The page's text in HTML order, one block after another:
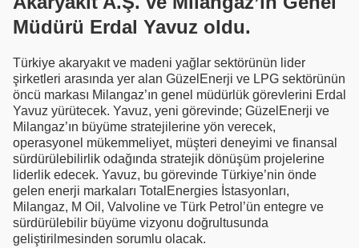
Müdürü Erdal Yavuz oldu.
Türkiye akaryakıt ve madeni yağlar sektörünün lider
şirketleri arasında yer alan GüzelEnerji ve LPG sektörünün
öncü markası Milangaz’ın genel müdürlük görevlerini Erdal
Yavuz yürütecek. Yavuz, yeni görevinde; GüzelEnerji ve
Milangaz’ın büyüme stratejilerine yön verecek,
operasyonel mükemmeliyet, müşteri deneyimi ve finansal
sürdürülebilirlik odağında stratejik dönüşüm projelerine
liderlik edecek. Yavuz, bu görevinde Türkiye’nin önde
gelen enerji markaları TotalEnergies İstasyonları,
Milangaz, M Oil, Valvoline ve Türk Petrol’ün entegre ve
sürdürülebilir büyüme vizyonu doğrultusunda
geliştirilmesinden sorumlu olacak.